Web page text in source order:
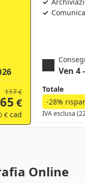
117€
65 €
€cad
Ven 4
Totale
-28%
IVA esclusa
Online